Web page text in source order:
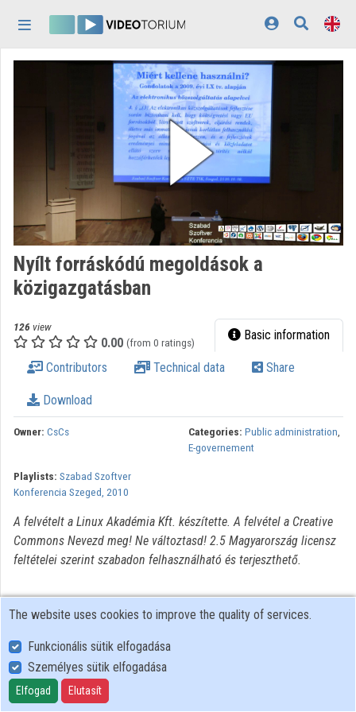
Categories
Playlists
Organizations
Contributors
Nyílt forráskódú megoldások a
közigazgatásban
126 view
0.00 (from 0 ratings) Basic information
Contributors Technical data Share
Download
Owner: CsCs Categories: Public administration,
E-governement
Playlists: Szabad Szoftver
Konferencia Szeged, 2010
A felvételt a Linux Akadémia Kft. készítette. A felvétel a Creative
Commons Nevezd meg! Ne változtasd! 2.5 Magyarország licensz
feltételei szerint szabadon felhasználható és terjeszthető.
User Policy
Adatkezelési tájékoztató (en)
Cookie Policy
The website uses cookies to improve the quality of services.
Funkcionális sütik elfogadása
Személyes sütik elfogadása
Elfogad Elutasít